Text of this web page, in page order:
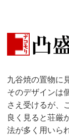
九谷焼の置物に
そのデザインは
さえ受けるが、
良く見ると荘厳
法が多く用いら